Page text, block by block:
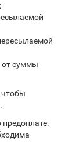
от суммы
чтобы